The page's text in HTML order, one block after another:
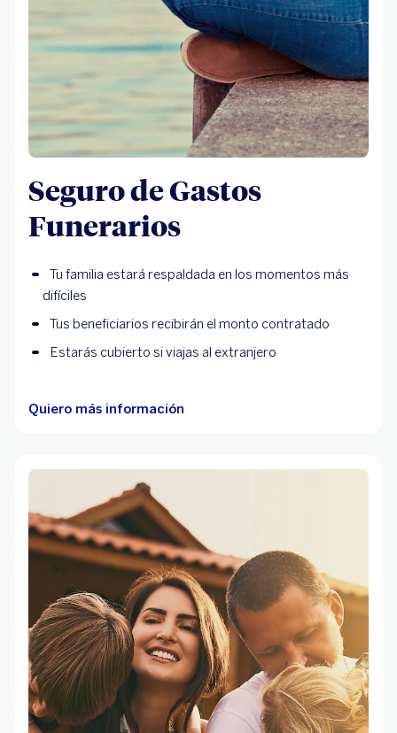
Seguro de Gastos
Funerarios
Tu familia estará respaldada en los momentos más
difíciles
Tus beneficiarios recibirán el monto contratado
Estarás cubierto si viajas al extranjero
Quiero más información